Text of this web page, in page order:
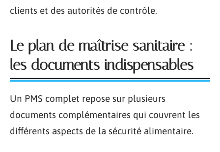
clients et des autorités de contrôle.
Le plan de maîtrise sanitaire :
les documents indispensables
Un PMS complet repose sur plusieurs
documents complémentaires qui couvrent les
différents aspects de la sécurité alimentaire.